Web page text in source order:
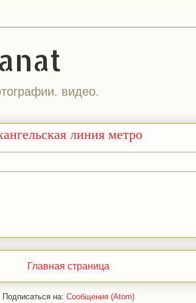
видео.
линия метро
Главная страница
Подписаться на: Сообщения (Atom)